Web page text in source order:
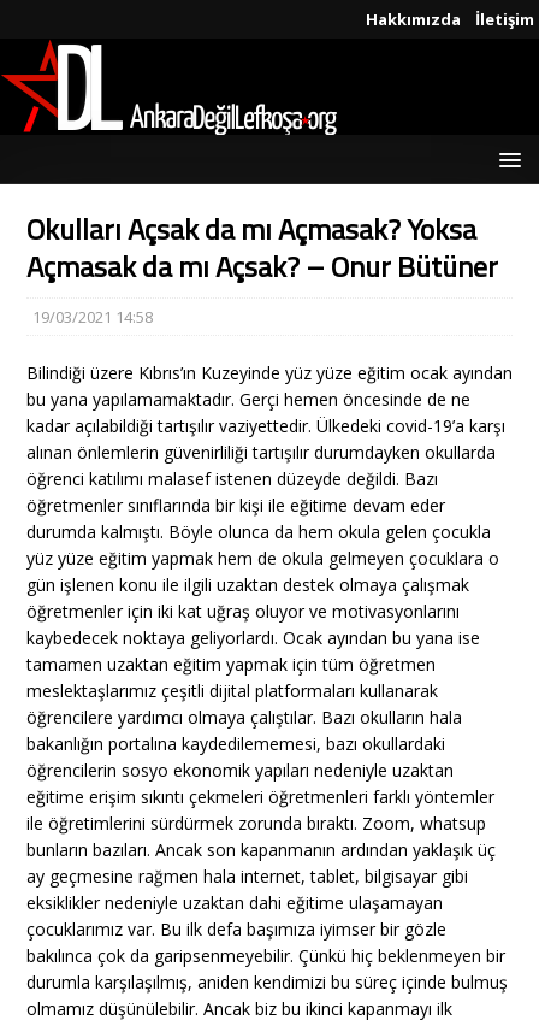
Hakkımızda İletişim
Okulları Açsak da mı Açmasak? Yoksa
Açmasak da mı Açsak? – Onur Bütüner
19/03/2021 14:58
Bilindiği üzere Kıbrıs’ın Kuzeyinde yüz yüze eğitim ocak ayından
bu yana yapılamamaktadır. Gerçi hemen öncesinde de ne
kadar açılabildiği tartışılır vaziyettedir. Ülkedeki covid-19’a karşı
alınan önlemlerin güvenirliliği tartışılır durumdayken okullarda
öğrenci katılımı malasef istenen düzeyde değildi. Bazı
öğretmenler sınıflarında bir kişi ile eğitime devam eder
durumda kalmıştı. Böyle olunca da hem okula gelen çocukla
yüz yüze eğitim yapmak hem de okula gelmeyen çocuklara o
gün işlenen konu ile ilgili uzaktan destek olmaya çalışmak
öğretmenler için iki kat uğraş oluyor ve motivasyonlarını
kaybedecek noktaya geliyorlardı. Ocak ayından bu yana ise
tamamen uzaktan eğitim yapmak için tüm öğretmen
meslektaşlarımız çeşitli dijital platformaları kullanarak
öğrencilere yardımcı olmaya çalıştılar. Bazı okulların hala
bakanlığın portalına kaydedilememesi, bazı okullardaki
öğrencilerin sosyo ekonomik yapıları nedeniyle uzaktan
eğitime erişim sıkıntı çekmeleri öğretmenleri farklı yöntemler
ile öğretimlerini sürdürmek zorunda bıraktı. Zoom, whatsup
bunların bazıları. Ancak son kapanmanın ardından yaklaşık üç
ay geçmesine rağmen hala internet, tablet, bilgisayar gibi
eksiklikler nedeniyle uzaktan dahi eğitime ulaşamayan
çocuklarımız var. Bu ilk defa başımıza iyimser bir gözle
bakılınca çok da garipsenmeyebilir. Çünkü hiç beklenmeyen bir
durumla karşılaşılmış, aniden kendimizi bu süreç içinde bulmuş
olmamız düşünülebilir. Ancak biz bu ikinci kapanmayı ilk